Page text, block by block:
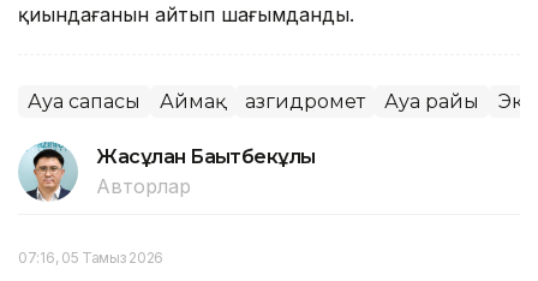
қиындағанын айтып шағымданды.
Ауа сапасы Аймақ Қазгидромет Ауа райы
Жасұлан Бақытбекұлы
Авторлар
07:16, 05 Тамыз 2026